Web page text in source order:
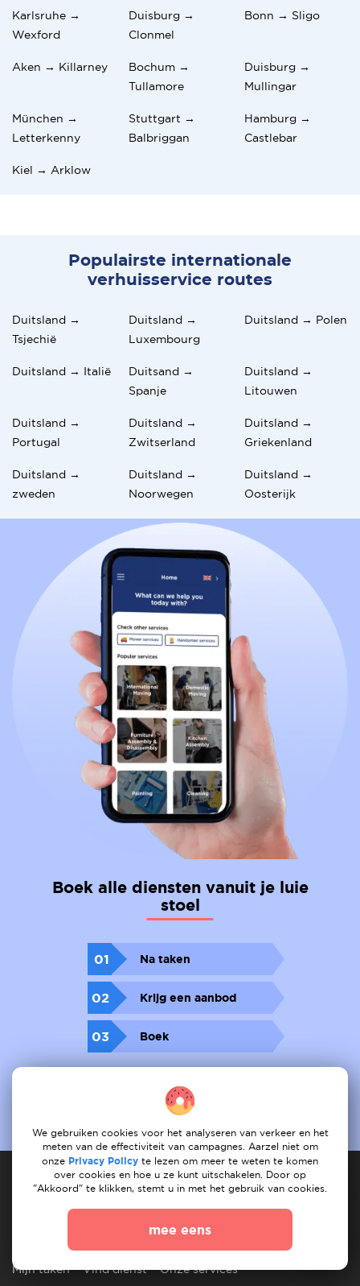
Karlsruhe →
Wexford
Duisburg →
Clonmel
Bonn → Sligo
Aken → Killarney
Bochum →
Tullamore
Duisburg →
Mullingar
München →
Letterkenny
Stuttgart →
Balbriggan
Hamburg →
Castlebar
Kiel → Arklow
Populairste internationale
verhuisservice routes
Duitsland →
Tsjechië
Duitsland →
Luxembourg
Duitsland → Polen
Duitsland → Italië
Duitsand →
Spanje
Duitsland →
Litouwen
Duitsland →
Portugal
Duitsland →
Zwitserland
Duitsland →
Griekenland
Duitsland →
zweden
Duitsland →
Noorwegen
Duitsland →
Oosterijk
Boek alle diensten vanuit je luie
stoel
01 Na taken
02 Krijg een aanbod
03 Boek
Dienstverlener
Hoe het werkt registreet services
Mijn services
Mijn taken
Vind dienst Onze services
We gebruiken cookies voor het analyseren van verkeer en het
meten van de effectiviteit van campagnes. Aarzel niet om
onze Privacy Policy te lezen om meer te weten te komen
over cookies en hoe u ze kunt uitschakelen. Door op
"Akkoord" te klikken, stemt u in met het gebruik van cookies.
mee eens